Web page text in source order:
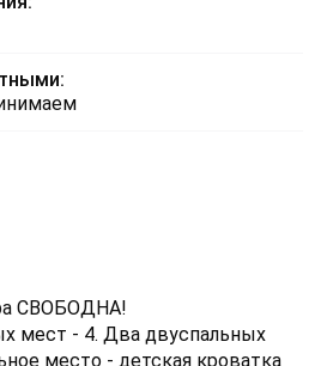
СВОБОДНА!
мест - 4. Два двуспальных
место - детская кроватка